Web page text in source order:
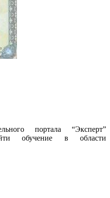
портала “Эксперт”
обучение в области